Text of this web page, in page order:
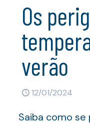
Os
verão
12/01/2024
Saiba como